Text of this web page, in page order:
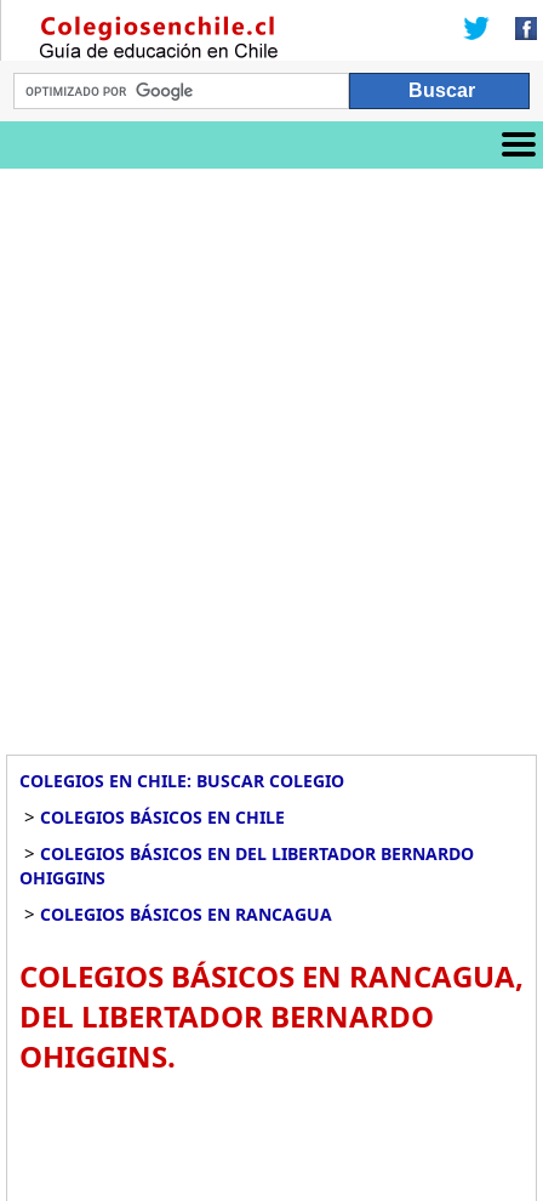
COLEGIOS EN CHILE: BUSCAR COLEGIO
> COLEGIOS BÁSICOS EN CHILE
> COLEGIOS BÁSICOS EN DEL LIBERTADOR BERNARDO
OHIGGINS
> COLEGIOS BÁSICOS EN RANCAGUA
COLEGIOS BÁSICOS EN RANCAGUA,
DEL LIBERTADOR BERNARDO
OHIGGINS.